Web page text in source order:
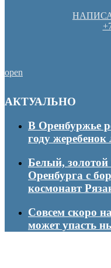
open
АКТУАЛЬНО
В Оренбуржье
году
Белый,
Оренбурга с
космонавт
Совсем скоро
может упасть